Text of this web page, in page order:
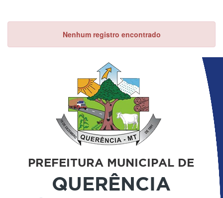
Nenhum registro encontrado
PREFEITURA MUNICIPAL DE
QUERÊNCIA